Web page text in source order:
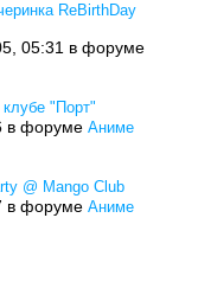
ReBirthDay
05:31 в форуме
"Порт"
в форумеАниме
@ Mango Club
в форумеАниме